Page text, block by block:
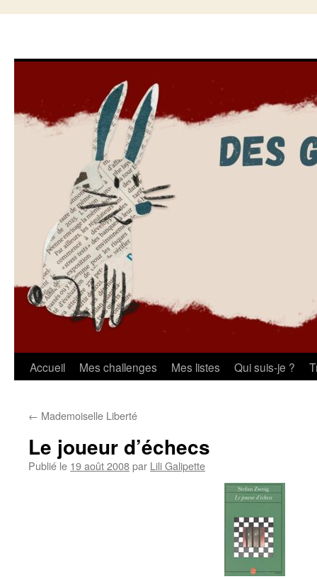
Aller
contenu
Accueil Mes challenges Mes listes Qui suis-je ?
← Mademoiselle Liberté
Le joueur d’échecs
Publié le 19 août 2008par Lili Galipette